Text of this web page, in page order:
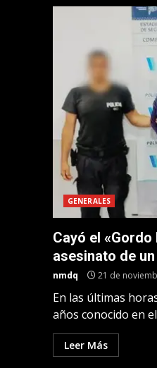
GENERALES
Cayó el
asesinato de
nmdq 21 de
En las últimas
años conocido en
Leer Más